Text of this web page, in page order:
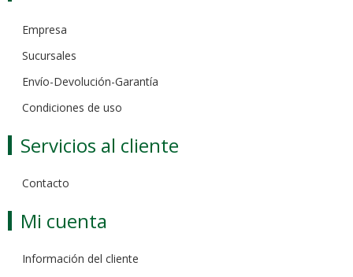
Empresa
Sucursales
Envío-Devolución-Garantía
Condiciones de uso
Servicios al cliente
Contacto
Mi cuenta
Información del cliente